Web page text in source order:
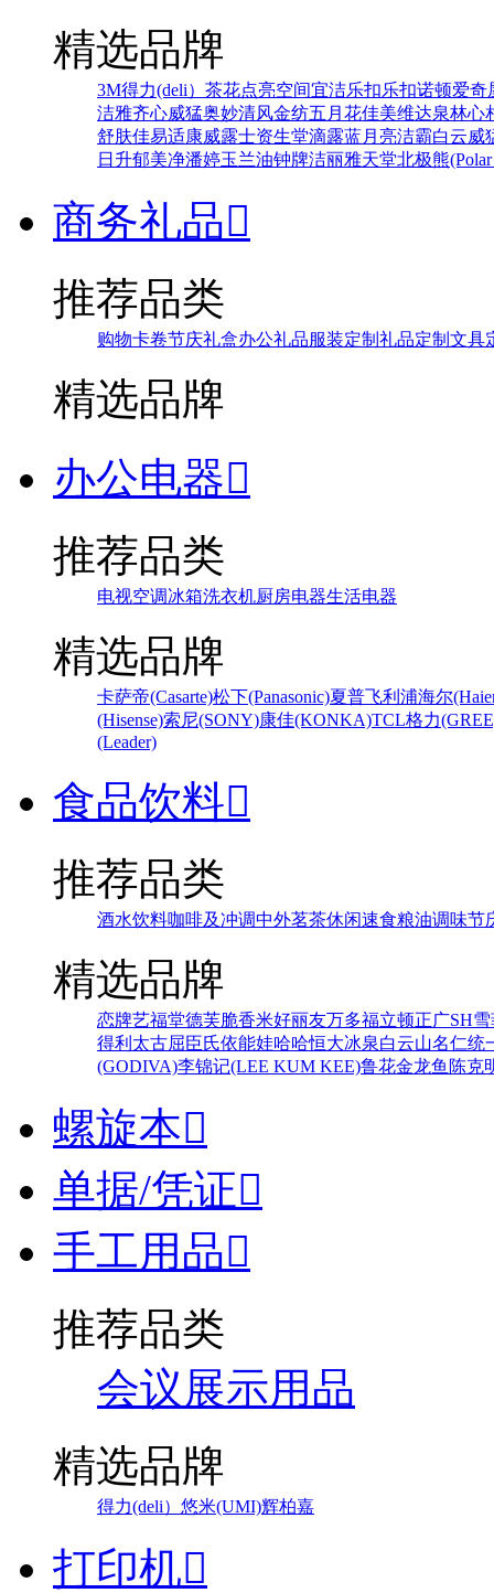
精选品牌
3M得力(deli） 茶花点亮空间宜洁乐扣乐扣诺顿爱奇
洁雅齐心威猛奥妙清风金纺五月花佳美维达泉林心
舒肤佳易适康威露士资生堂滴露蓝月亮洁霸白云威
日升郁美净潘婷玉兰油钟牌洁丽雅天堂北极熊(Polar
商务礼品
推荐品类
购物卡卷节庆礼盒办公礼品服装定制 礼品定制 文具
精选品牌
办公电器
推荐品类
电视空调冰箱洗衣机厨房电器生活电器
精选品牌
卡萨帝(Casarte)松下(Panasonic)夏普飞利浦海尔
(Hisense)索尼(SONY)康佳(KONKA)TCL格力
(Leader)
食品饮料
推荐品类
酒水饮料咖啡及冲调中外茗茶休闲速食粮油调味节
精选品牌
恋牌艺福堂德芙脆香米好丽友万多福立顿正广SH
得利 太古屈臣氏依能娃哈哈恒大冰泉白云山名仁统
(GODIVA)李锦记(LEE KUM KEE)鲁花金龙鱼 陈克
螺旋本
单据/凭证
手工用品
推荐品类
会议展示用品
精选品牌
得力(deli） 悠米(UMI)辉柏嘉
打印机